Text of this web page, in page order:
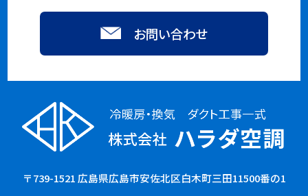
お問い合わせ
〒739-1521 広島県広島市安佐北区白木町三田11500番の1